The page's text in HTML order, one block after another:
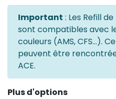
Important : Les Refill
sont compatibles avec
couleurs (AMS, CFS...).
peuvent être
ACE.
Plus d'options